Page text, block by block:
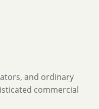
and ordinary
commercial